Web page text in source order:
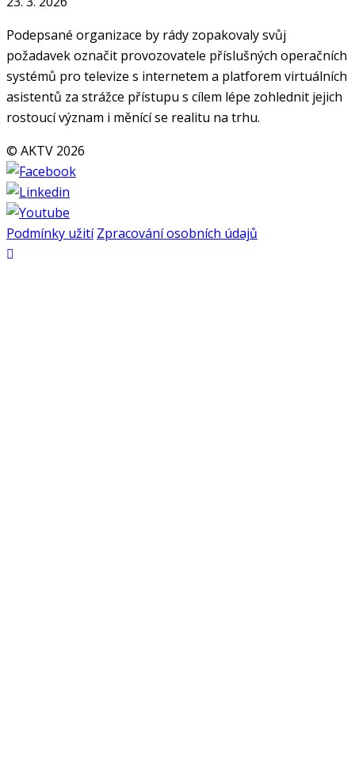
Podepsané organizace by rády zopakovaly svůj
požadavek označit provozovatele příslušných operačních
systémů pro televize s internetem a platforem virtuálních
asistentů za strážce přístupu s cílem lépe zohlednit jejich
rostoucí význam i měnící se realitu na trhu.
© AKTV 2026
Podmínky užití Zpracování osobních údajů